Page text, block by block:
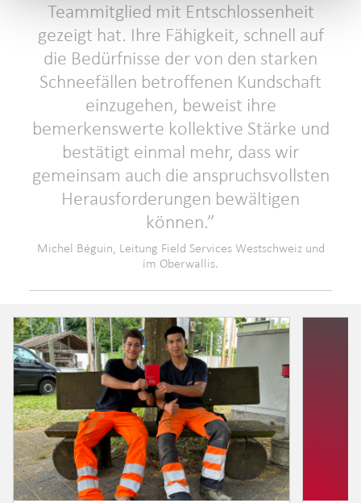
Teammitglied mit Entschlossenheit
gezeigt hat. Ihre Fähigkeit, schnell auf
die Bedürfnisse der von den starken
Schneefällen betroffenen Kundschaft
einzugehen, beweist ihre
bemerkenswerte kollektive Stärke und
bestätigt einmal mehr, dass wir
gemeinsam auch die anspruchsvollsten
Herausforderungen bewältigen
können.
Michel Béguin, Leitung Field Services Westschweiz und
im Oberwallis.